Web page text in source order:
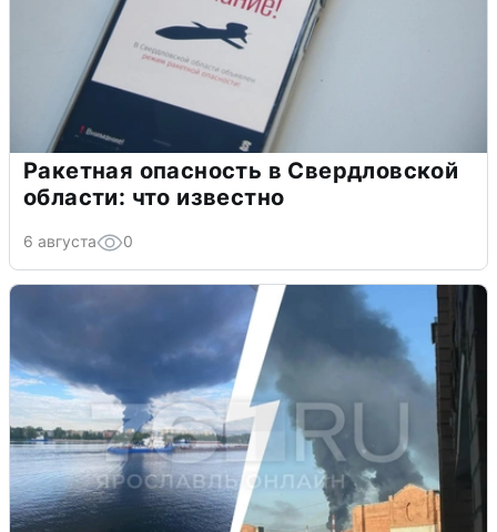
Ракетная опасность в Свердловской
области: что известно
6 августа 0